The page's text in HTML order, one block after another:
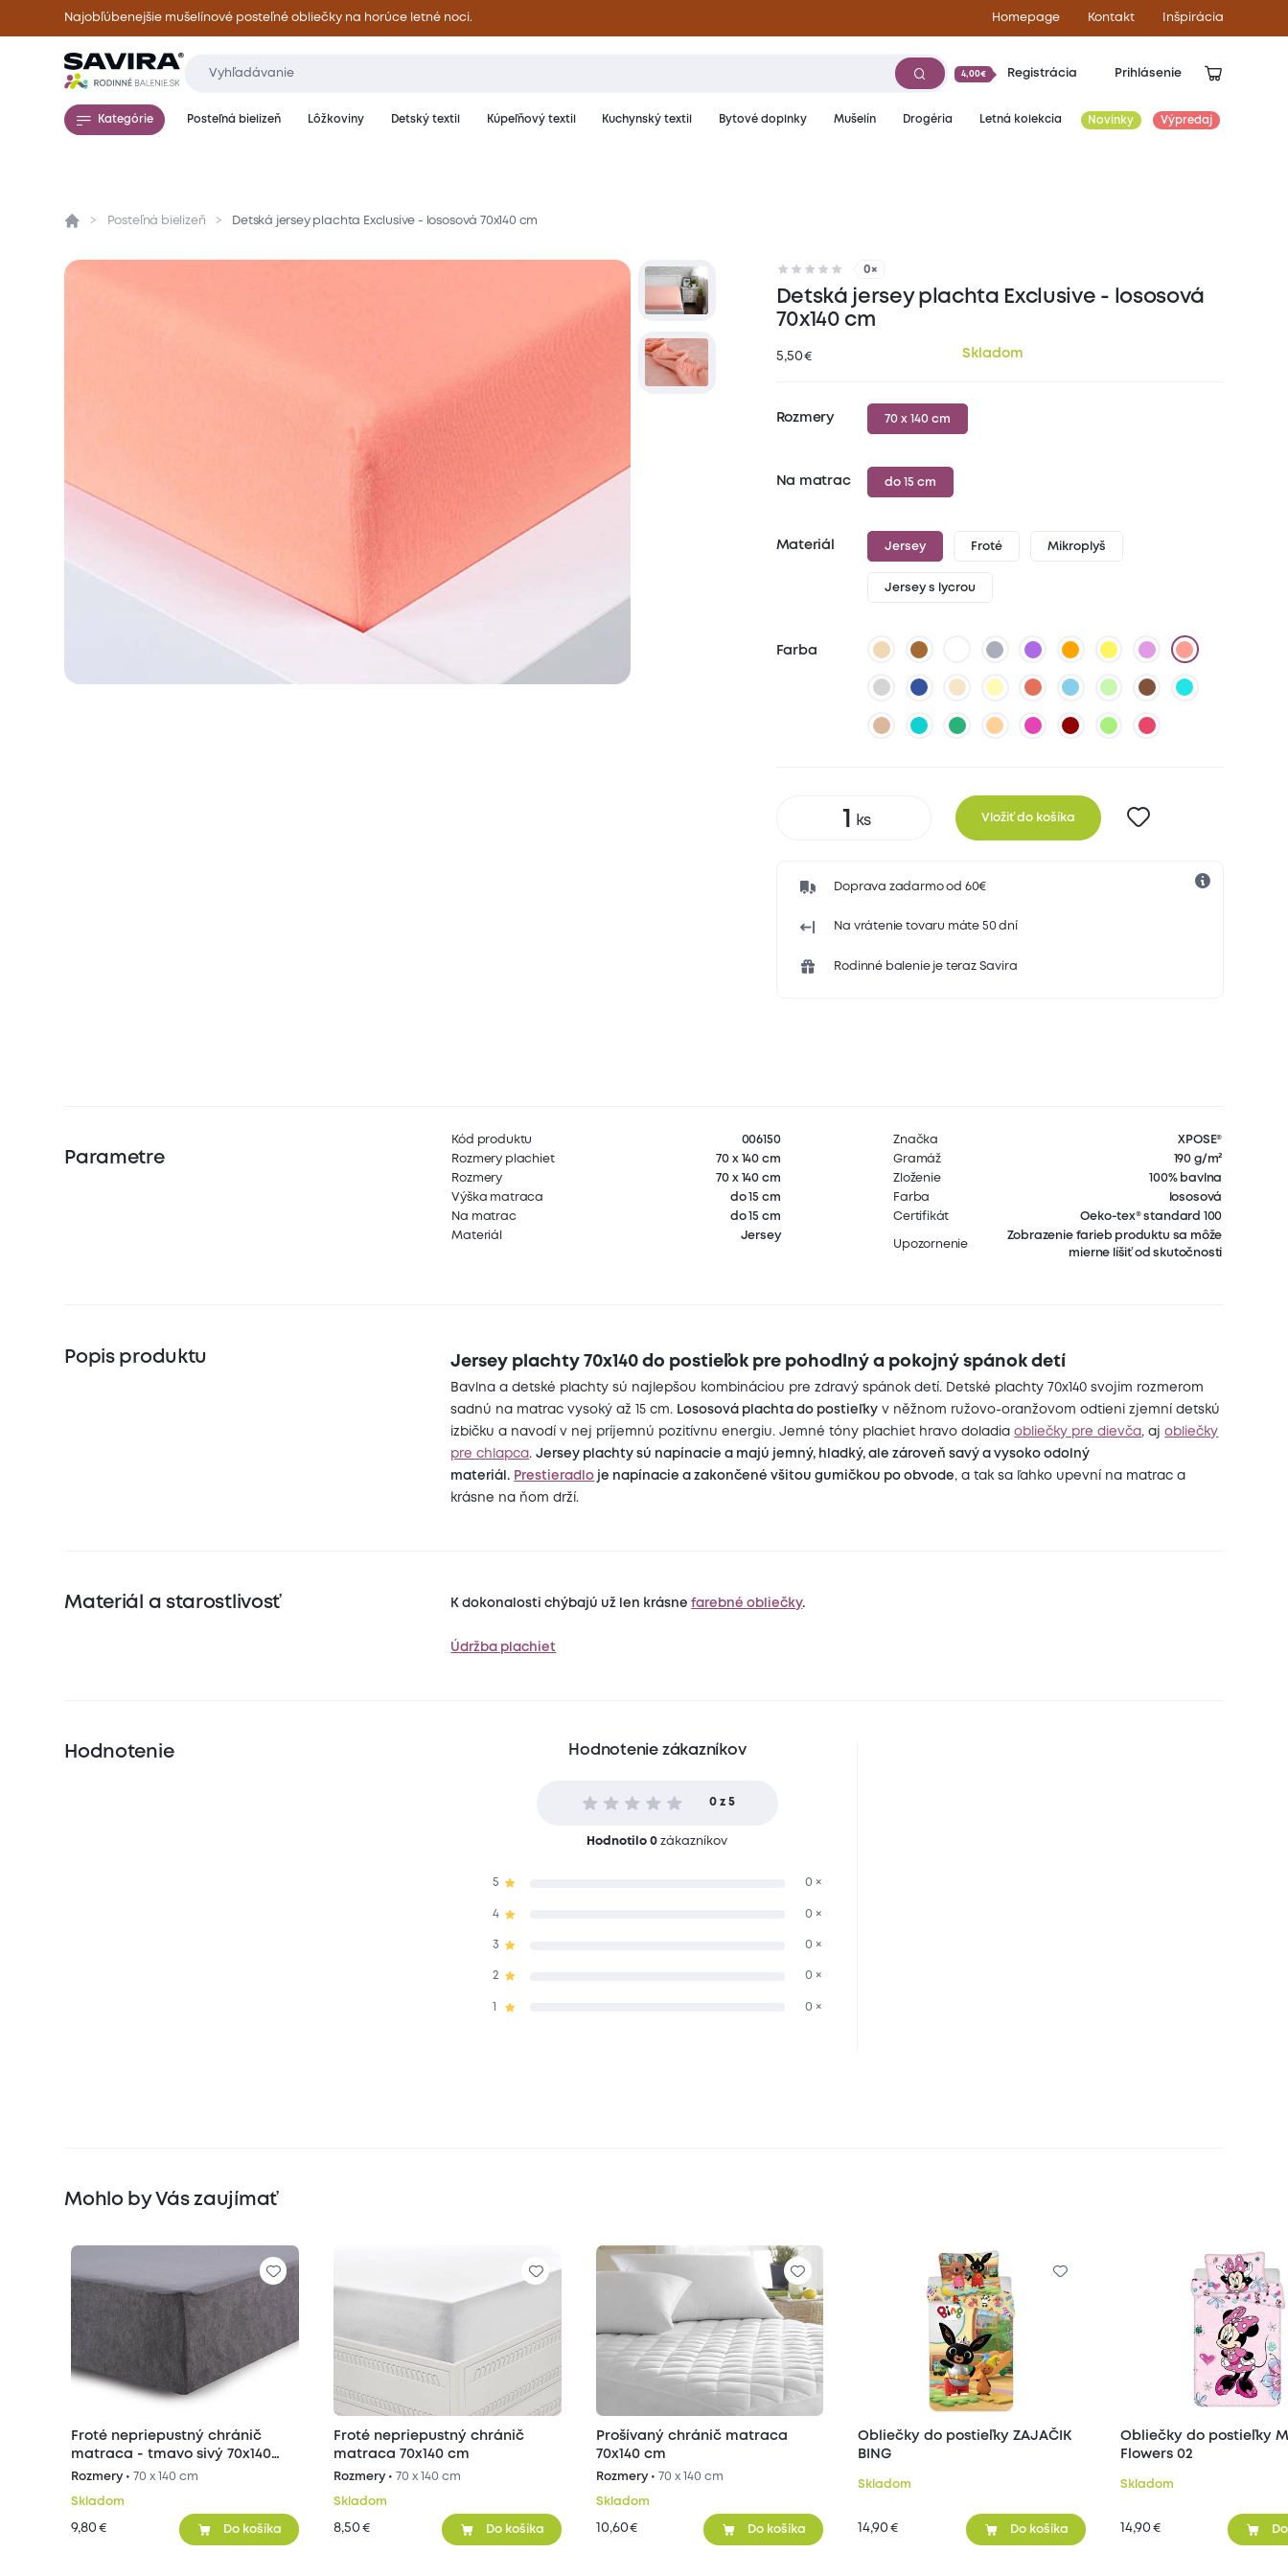
Najobľúbenejšie mušelínové posteľné obliečky na horúce letné noci. Homepage Kontakt Inšpirácia
4,00€ Registrácia Prihlásenie
Kategórie Posteľná bielizeň Lôžkoviny Detský textil Kúpeľňový textil Kuchynský textil Bytové doplnky Mušelín Drogéria Letná kolekcia Novinky Výpredaj
Prehľad Parametre Popis produktu Materiál a starostlivosť
Posteľná bielizeň Detská jersey plachta Exclusive - lososová 70x140 cm
0×
Detská jersey plachta Exclusive - lososová
70x140 cm
5,50 € Skladom
Rozmery 70 x 140 cm
Na matrac do 15 cm
Materiál Jersey Froté Mikroplyš
Jersey s lycrou
Farba
Vložiť do košíka
Doprava zadarmo od 60€
Na vrátenie tovaru máte 50 dní
Rodinné balenie je teraz Savira
Parametre
Kód produktu
006150
Rozmery plachiet
70 x 140 cm
Rozmery
70 x 140 cm
Výška matraca
do 15 cm
Na matrac
do 15 cm
Materiál
Jersey
Značka
XPOSE®
Gramáž
190 g/m²
Zloženie
100% bavlna
Farba
lososová
Certifikát
Oeko-tex® standard 100
Upozornenie
Zobrazenie farieb produktu sa môže
mierne líšiť od skutočnosti
Popis produktu Jersey plachty 70x140 do postieľok pre pohodlný a pokojný spánok detí
Bavlna a detské plachty sú najlepšou kombináciou pre zdravý spánok detí. Detské plachty 70x140 svojim rozmerom
sadnú na matrac vysoký až 15 cm. Lososová plachta do postieľky v něžnom ružovo-oranžovom odtieni zjemní detskú
izbičku a navodí v nej príjemnú pozitívnu energiu. Jemné tóny plachiet hravo doladiaobliečky pre dievča, ajobliečky
pre chlapca.Jersey plachty sú napínacie a majú jemný, hladký, ale zároveň savý a vysoko odolný
materiál. Prestieradlo je napínacie a zakončené všitou gumičkou po obvode, a tak sa ľahko upevní na matrac a
krásne na ňom drží.
Materiál a starostlivosť K dokonalosti chýbajú už len krásnefarebné obliečky.
Údržba plachiet
Hodnotenie Hodnotenie zákazníkov
0 z 5
Hodnotilo 0 zákazníkov
5 0 ×
4 0 ×
3 0 ×
2 0 ×
0 ×
Mohlo by Vás zaujímať
Froté nepriepustný chránič
matraca - tmavo sivý 70x140
cm
Rozmery • 70 x 140 cm
Skladom
9,80 € Do košíka
Froté nepriepustný chránič
matraca 70x140 cm
Rozmery • 70 x 140 cm
Skladom
8,50 € Do košíka
Prošívaný chránič matraca
70x140 cm
Rozmery • 70 x 140 cm
Skladom
10,60 € Do košíka
Obliečky do postieľky ZAJAČIK
BING
Skladom
14,90 € Do košíka
Obliečky do postieľky
Flowers 02
Skladom
14,90 €